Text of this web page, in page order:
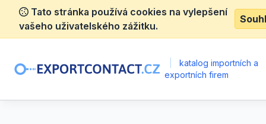
Tato stránka používá cookies na vylepšení
vašeho uživatelského zážitku.
katalog importních a
exportních firem